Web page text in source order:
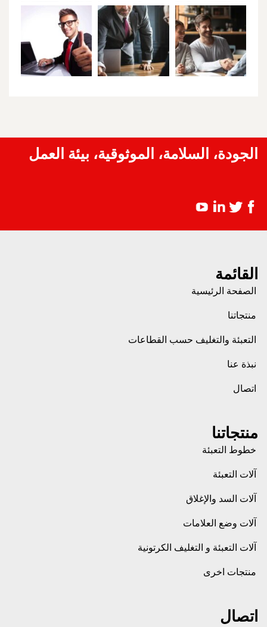
الجودة، السلامة، الموثوقية، بيئة العمل
القائمة
الصفحة الرئيسية
منتجاتنا
التعبئة والتغليف حسب القطاعات
نبذة عنا
اتصال
منتجاتنا
خطوط التعبئة
آلات التعبئة
آلات السد والإغلاق
آلات وضع العلامات
آلات التعبئة و التغليف الكرتونية
منتجات اخرى
اتصال